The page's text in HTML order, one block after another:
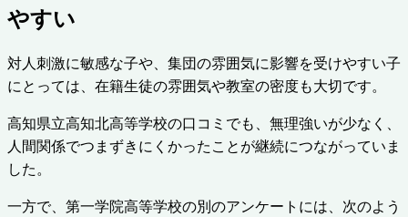
やすい
対人刺激に敏感な子や、集団の雰囲気に影響を受けやすい子
にとっては、在籍生徒の雰囲気や教室の密度も大切です。
高知県立高知北高等学校の口コミでも、無理強いが少なく、
人間関係でつまずきにくかったことが継続につながっていま
した。
一方で、第一学院高等学校の別のアンケートには、次のよう